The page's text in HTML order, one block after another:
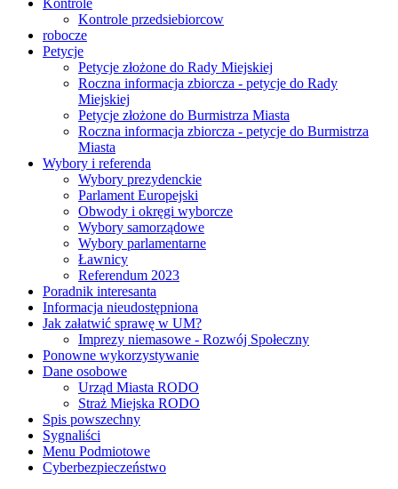
Kontrole
Kontrole przedsiebiorcow
robocze
Petycje
Petycje złożone do Rady Miejskiej
Roczna informacja zbiorcza - petycje do Rady
Miejskiej
Petycje złożone do Burmistrza Miasta
Roczna informacja zbiorcza - petycje do Burmistrza
Miasta
Wybory i referenda
Wybory prezydenckie
Parlament Europejski
Obwody i okręgi wyborcze
Wybory samorządowe
Wybory parlamentarne
Ławnicy
Referendum 2023
Poradnik interesanta
Informacja nieudostępniona
Jak załatwić sprawę w UM?
Imprezy niemasowe - Rozwój Społeczny
Ponowne wykorzystywanie
Dane osobowe
Urząd Miasta RODO
Straż Miejska RODO
Spis powszechny
Sygnaliści
Menu Podmiotowe
Cyberbezpieczeństwo